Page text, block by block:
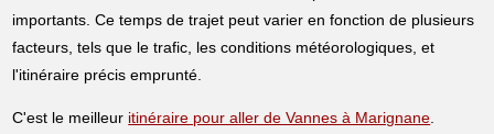
importants. Ce temps de trajet peut varier en fonction de plusieurs
facteurs, tels que le trafic, les conditions météorologiques, et
l'itinéraire précis emprunté.
C'est le meilleur itinéraire pour aller de Vannes à Marignane.